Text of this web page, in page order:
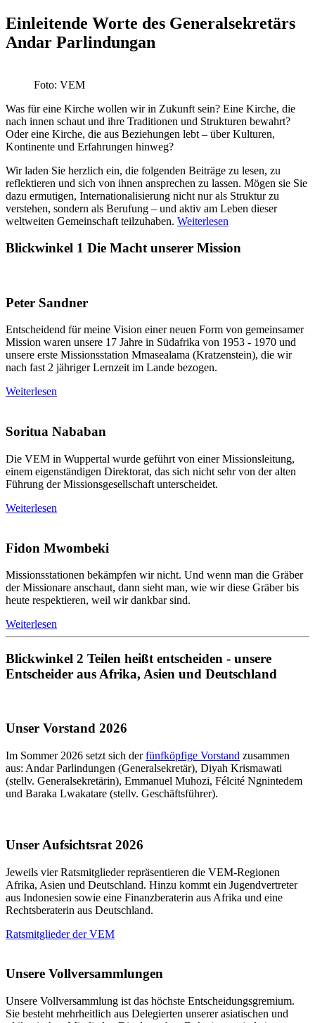
Einleitende Worte des Generalsekretärs
Andar Parlindungan
Foto: VEM
Was für eine Kirche wollen wir in Zukunft sein? Eine Kirche, die
nach innen schaut und ihre Traditionen und Strukturen bewahrt?
Oder eine Kirche, die aus Beziehungen lebt – über Kulturen,
Kontinente und Erfahrungen hinweg?
Wir laden Sie herzlich ein, die folgenden Beiträge zu lesen, zu
reflektieren und sich von ihnen ansprechen zu lassen. Mögen sie Sie
dazu ermutigen, Internationalisierung nicht nur als Struktur zu
verstehen, sondern als Berufung – und aktiv am Leben dieser
weltweiten Gemeinschaft teilzuhaben. Weiterlesen
Blickwinkel 1 Die Macht unserer Mission
Peter Sandner
Entscheidend für meine Vision einer neuen Form von gemeinsamer
Mission waren unsere 17 Jahre in Südafrika von 1953 - 1970 und
unsere erste Missionsstation Mmasealama (Kratzenstein), die wir
nach fast 2 jähriger Lernzeit im Lande bezogen.
Weiterlesen
Soritua Nababan
Die VEM in Wuppertal wurde geführt von einer Missionsleitung,
einem eigenständigen Direktorat, das sich nicht sehr von der alten
Führung der Missionsgesellschaft unterscheidet.
Weiterlesen
Fidon Mwombeki
Missionsstationen bekämpfen wir nicht. Und wenn man die Gräber
der Missionare anschaut, dann sieht man, wie wir diese Gräber bis
heute respektieren, weil wir dankbar sind.
Weiterlesen
Blickwinkel 2 Teilen heißt entscheiden - unsere
Entscheider aus Afrika, Asien und Deutschland
Unser Vorstand 2026
Im Sommer 2026 setzt sich derfünfköpfige Vorstand zusammen
aus: Andar Parlindungen (Generalsekretär), Diyah Krismawati
(stellv. Generalsekretärin), Emmanuel Muhozi, Félcité Ngnintedem
und Baraka Lwakatare (stellv. Geschäftsführer).
Unser Aufsichtsrat 2026
Jeweils vier Ratsmitglieder repräsentieren die VEM-Regionen
Afrika, Asien und Deutschland. Hinzu kommt ein Jugendvertreter
aus Indonesien sowie eine Finanzberaterin aus Afrika und eine
Rechtsberaterin aus Deutschland.
Ratsmitglieder der VEM
Unsere Vollversammlungen
Unsere Vollversammlung ist das höchste Entscheidungsgremium.
Sie besteht mehrheitlich aus Delegierten unserer asiatischen und